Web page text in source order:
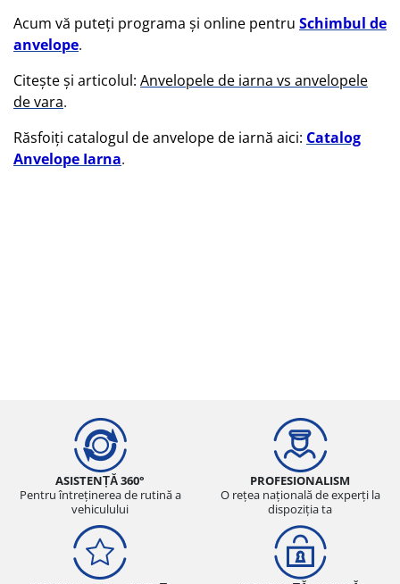
Acum vă puteți programa și online pentru Schimbul de
anvelope.
Citește și articolul: Anvelopele de iarna vs anvelopele
de vara.
Răsfoiți catalogul de anvelope de iarnă aici: Catalog
Anvelope Iarna.
ASISTENȚĂ 360°
Pentru întreținerea de rutină a
vehiculului
PROFESIONALISM
O rețea națională de experți la
dispoziția ta